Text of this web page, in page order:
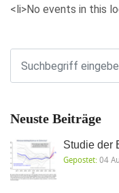
<li>No events in this
Neuste Beiträge
Studie der
Gepostet:04